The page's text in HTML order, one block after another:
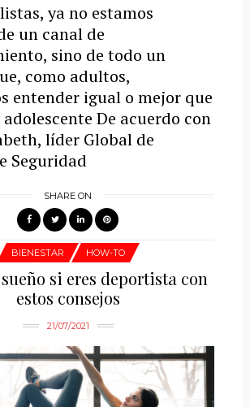
ya no estamos
un canal de
sino de todo un
como adultos,
entender igual o mejor que
De acuerdo con
líder Global de
Seguridad
SHARE ON
BIENESTAR HOW-TO
si eres deportista con
estos consejos
21/07/2021